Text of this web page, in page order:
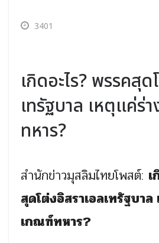
3401
เกิดอะไร? พรรคสุ
เทรัฐบาล เหตุแค่ร่
ทหาร?
สำนักข่าวมุสลิมไทยโพสต์:
สุดโต่งอิสราเอลเทรัฐบาล
เกณฑ์ทหาร?